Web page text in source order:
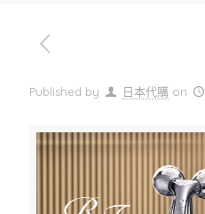
Published by 日本代購 on